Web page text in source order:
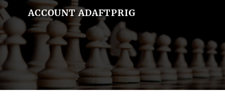
ACCOUNT ADAFTPRIG